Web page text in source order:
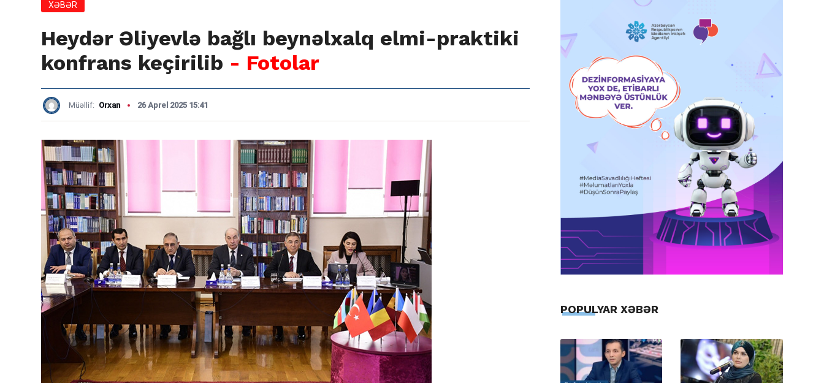
XƏBƏR
Heydər Əliyevlə bağlı beynəlxalq elmi-praktiki
konfrans keçirilib - Fotolar
Müəllif: Orxan 26 Aprel 2025 15:41
POPULYAR XƏBƏR